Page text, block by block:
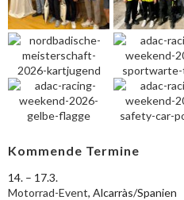
Kommende Termine
14. – 17.3.
Motorrad-Event, Alcarràs/Spanien